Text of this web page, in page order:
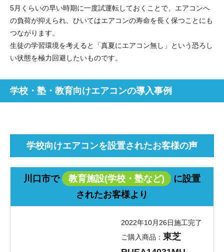
5月くらいの早い時期に一度試運転しておくことで、エアコンへ
の負荷が抑えられ、ひいてはエアコンの寿命を長く保つことにも
つながります。
生徒の学習環境を考えると「真夏にエアコン無し」という恐ろし
い状態を極力回避したいものです。
学校・塾・教育向けエアコンの導入事例
学校向けエアコンを設置されたお客様の声
川口市で 教育施設(学校・塾など)
に設置
されたお客様より
2022年10月26日施工完了
ご購入商品： 東芝
電話番号
お問合せ内容
(ご選択ください)
工事お見積り依頼
機器お見積り依頼
ご相談
その他
メッセージ